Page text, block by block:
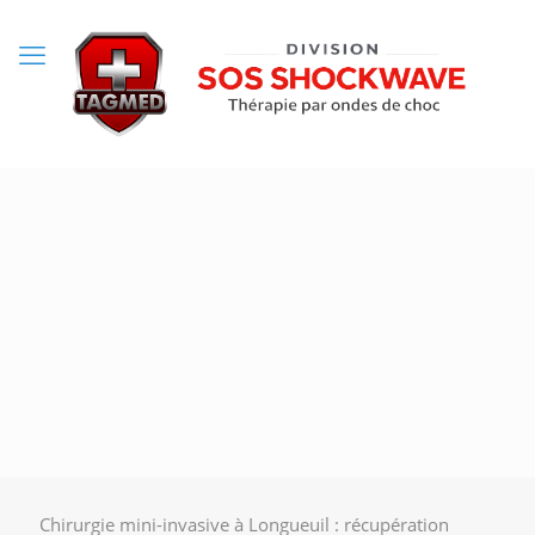
Chirurgie mini-invasive à Longueuil : récupération